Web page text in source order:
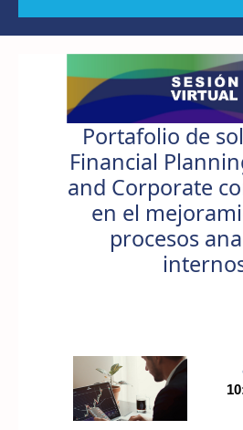
Portafolio de
Financial
and Corporate
en el
procesos